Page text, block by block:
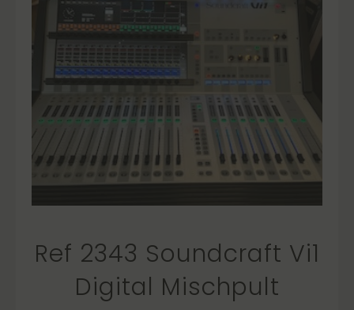
Ref 2343 Soundcraft Vi1
Digital Mischpult